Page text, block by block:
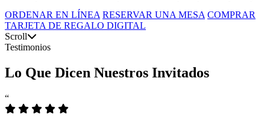
ORDENAR EN LÍNEA RESERVAR UNA MESA COMPRAR
TARJETA DE REGALO DIGITAL
Scroll
Testimonios
Lo Que Dicen Nuestros Invitados
“